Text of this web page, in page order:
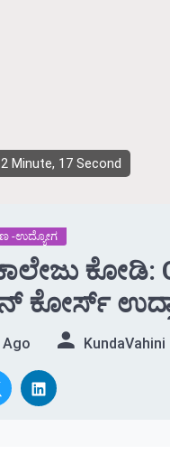
2 Minute, 17 Second
-ಉದ್ಯೋಗ
ಕೋಡಿ:
ಕೋರ್ಸ್
Ago